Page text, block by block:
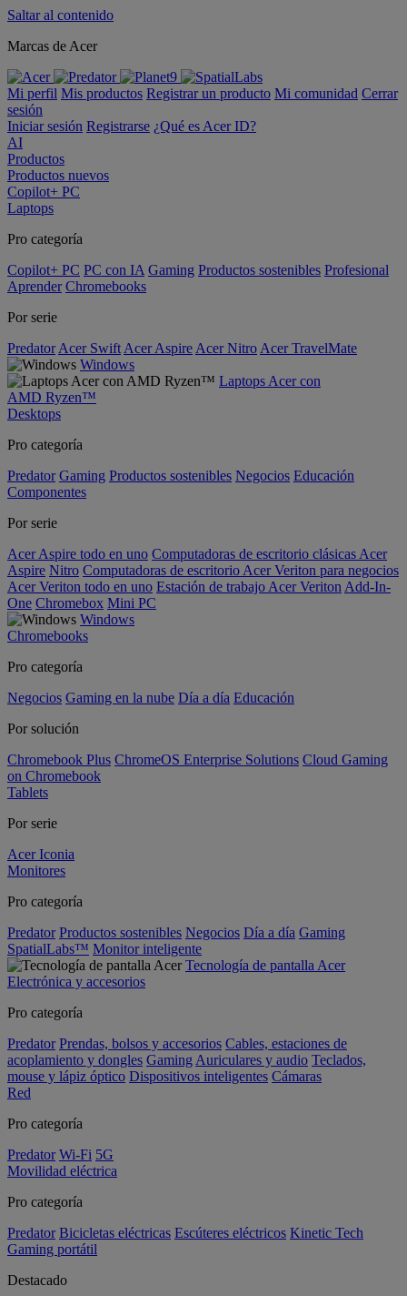
Saltar al contenido
Marcas de Acer
Mi perfil Mis productos Registrar un producto Mi comunidad Cerrar
sesión
Iniciar sesión Registrarse ¿Qué es Acer ID?
AI
Productos
Productos nuevos
Copilot+ PC
Laptops
Pro categoría
Copilot+ PC PC con IA Gaming Productos sostenibles Profesional
Aprender Chromebooks
Por serie
Predator Acer Swift Acer Aspire Acer Nitro Acer TravelMate
Windows
Laptops Acer con
AMD Ryzen™
Desktops
Pro categoría
Predator Gaming Productos sostenibles Negocios Educación
Componentes
Por serie
Acer Aspire todo en uno Computadoras de escritorio clásicas Acer
Aspire Nitro Computadoras de escritorio Acer Veriton para negocios
Acer Veriton todo en uno Estación de trabajo Acer Veriton Add-In-
One Chromebox Mini PC
Windows
Chromebooks
Pro categoría
Negocios Gaming en la nube Día a día Educación
Por solución
Chromebook Plus ChromeOS Enterprise Solutions Cloud Gaming
on Chromebook
Tablets
Por serie
Acer Iconia
Monitores
Pro categoría
Predator Productos sostenibles Negocios Día a día Gaming
SpatialLabs™ Monitor inteligente
Tecnología de pantalla Acer
Electrónica y accesorios
Pro categoría
Predator Prendas, bolsos y accesorios Cables, estaciones de
acoplamiento y dongles Gaming Auriculares y audio Teclados,
mouse y lápiz óptico Dispositivos inteligentes Cámaras
Red
Pro categoría
Predator Wi-Fi 5G
Movilidad eléctrica
Pro categoría
Predator Bicicletas eléctricas Escúteres eléctricos Kinetic Tech
Gaming portátil
Destacado